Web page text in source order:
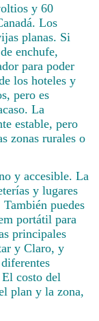
y 60
Los
planas. Si
enchufe,
para poder
los hoteles y
pero es
La
estable, pero
zonas rurales o
y accesible. La
y lugares
puedes
portátil para
principales
y Claro, y
costo del
plan y la zona,